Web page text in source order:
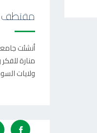
مقتطف
منارة
ولايات